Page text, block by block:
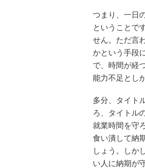
つまり、一日
ということで
せん。ただ言
かという手段
で、時間が経
能力不足とし
多分、タイト
ろ、タイトル
就業時間を守
食い潰して納
しょう。しか
い人に納期が